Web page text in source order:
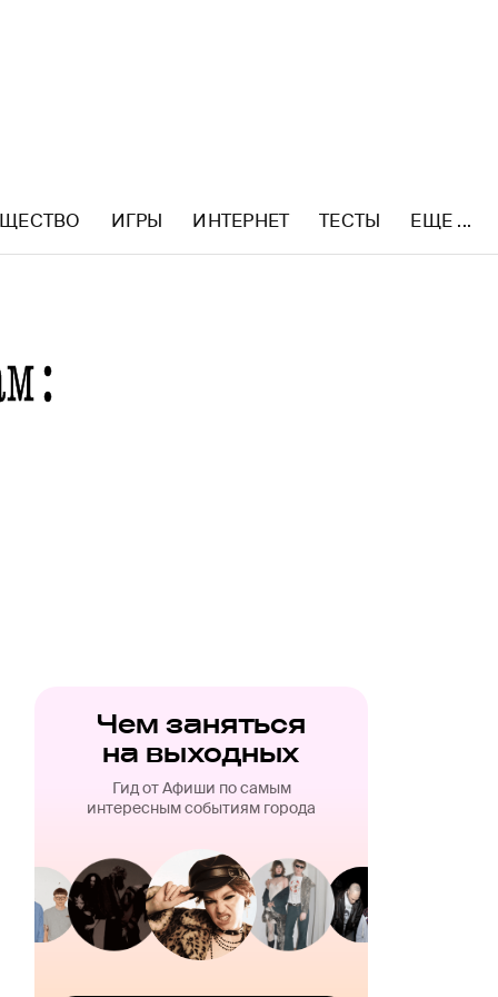
ИГРЫ ИНТЕРНЕТ
ТЕСТЫ
ЕЩЕ ...
Чем заняться
на выходных
Гид от Афиши по самым
интересным событиям города